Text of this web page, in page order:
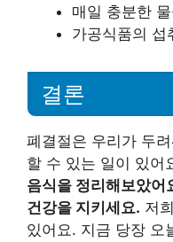
매일 충분한
가공식품의 섭
결론
폐결절은 우리가 두
할 수 있는 일이 있어
음식을 정리해보았어
건강을 지키세요. 저
있어요. 지금 당장 오